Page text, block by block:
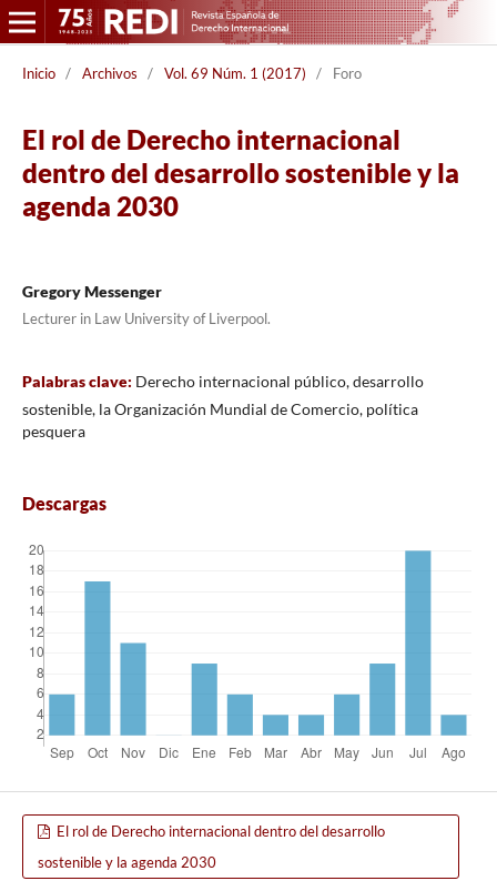
Inicio / Archivos / Vol. 69 Núm. 1 (2017) / Foro
El rol de Derecho internacional
dentro del desarrollo sostenible y la
agenda 2030
Gregory Messenger
Lecturer in Law University of Liverpool.
Palabras clave: Derecho internacional público, desarrollo
sostenible, la Organización Mundial de Comercio, política
pesquera
Descargas
El rol de Derecho internacional dentro del desarrollo
sostenible y la agenda 2030